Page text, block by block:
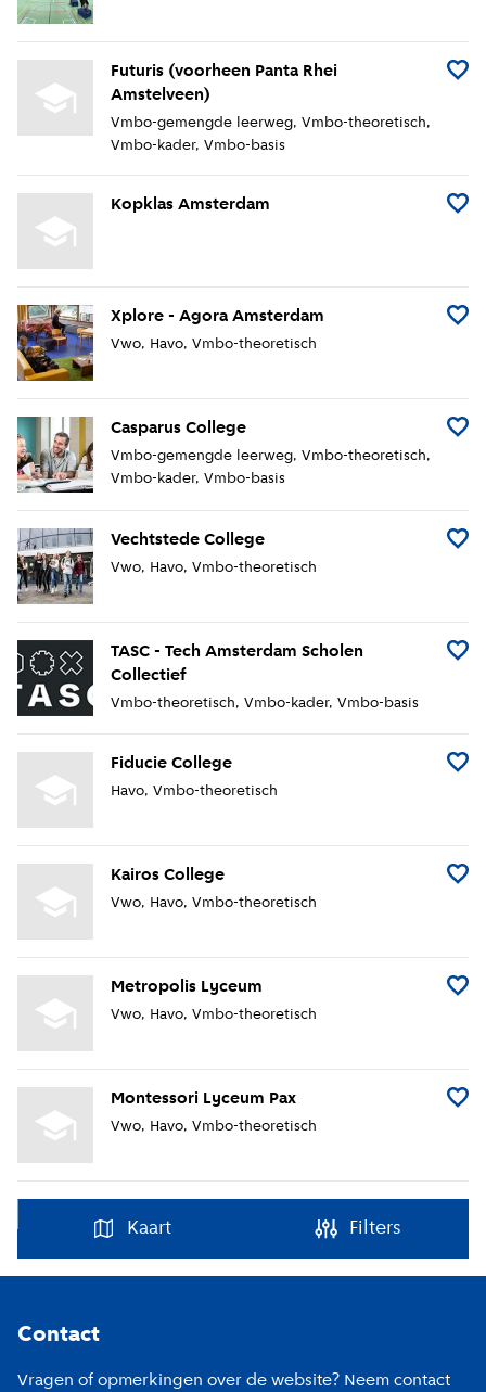
Futuris (voorheen Panta Rhei
Amstelveen)
Voeg
Vmbo-gemengde leerweg Vmbo-theoretisch
Vmbo-kader Vmbo-basis
Kopklas Amsterdam Voeg
Xplore - Agora Amsterdam
Voeg
Vwo Havo Vmbo-theoretisch
Casparus College
Voeg
Vmbo-gemengde leerweg Vmbo-theoretisch
Vmbo-kader Vmbo-basis
Vechtstede College
Voeg
Vwo Havo Vmbo-theoretisch
TASC - Tech Amsterdam Scholen
Collectief
Voeg
Vmbo-theoretisch Vmbo-kader Vmbo-basis
Fiducie College
Voeg
Havo Vmbo-theoretisch
Kairos College
Voeg
Vwo Havo Vmbo-theoretisch
Metropolis Lyceum
Voeg
Vwo Havo Vmbo-theoretisch
Montessori Lyceum Pax
Voeg
Vwo Havo Vmbo-theoretisch
Kaart Filters
Contact
Vragen of opmerkingen over de website? Neem contact